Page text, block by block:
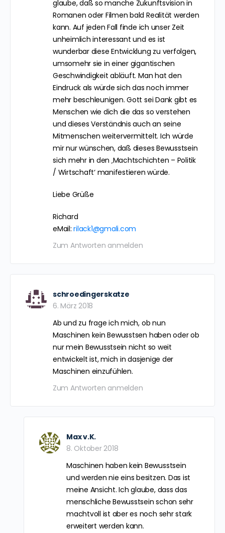
glaube, daß so manche Zukunftsvision in
Romanen oder Filmen bald Realität werden
kann. Auf jeden Fall finde ich unser Zeit
unheimlich interessant und es ist
wunderbar diese Entwicklung zu verfolgen,
umsomehr sie in einer gigantischen
Geschwindigkeit abläuft. Man hat den
Eindruck als würde sich das noch immer
mehr beschleunigen. Gott sei Dank gibt es
Menschen wie dich die das so verstehen
und dieses Verständnis auch an seine
Mitmenschen weitervermittelt. Ich würde
mir nur wünschen, daß dieses Bewusstsein
sich mehr in den ‚Machtschichten – Politik
/ Wirtschaft‘ manifestieren würde.
Liebe Grüße
Richard
eMail:rilack1@gmali.com
Zum Antworten anmelden
schroedingerskatze
6. März 2018
Ab und zu frage ich mich, ob nun
Maschinen kein Bewusstsen haben oder ob
nur mein Bewusstsein nicht so weit
entwickelt ist, mich in dasjenige der
Maschinen einzufühlen.
Zum Antworten anmelden
Max v.K.
8. Oktober 2018
Maschinen haben kein Bewusstsein
und werden nie eins besitzen. Das ist
meine Ansicht. Ich glaube, dass das
menschliche Bewusstsein schon sehr
machtvoll ist aber es noch sehr stark
erweitert werden kann.